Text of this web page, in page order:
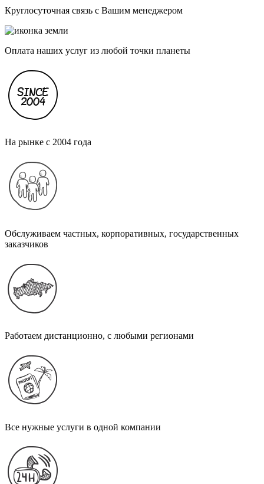
Круглосуточная связь с Вашим менеджером
Оплата наших услуг из любой точки планеты
На рынке с 2004 года
Обслуживаем частных, корпоративных, государственных
заказчиков
Работаем дистанционно, с любыми регионами
Все нужные услуги в одной компании